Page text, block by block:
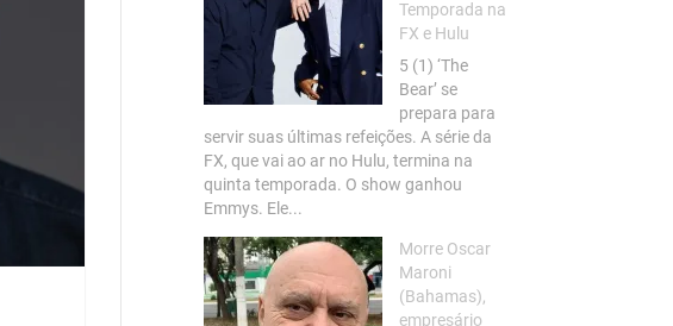
Temporada na
FX e Hulu
5 (1) ‘The
Bear’ se
prepara para
servir suas últimas refeições. A série da
FX, que vai ao ar no Hulu, termina na
quinta temporada. O show ganhou
Emmys. Ele...
Morre Oscar
Maroni
(Bahamas),
empresário